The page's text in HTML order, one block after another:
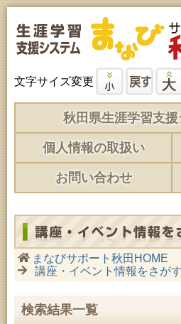
文字サイズ変更
秋田県生涯学習支
個人情報の取扱い
お問い合わせ
まなびサポート秋田HOME
講座・イベント情報をさがす
検索結果一覧